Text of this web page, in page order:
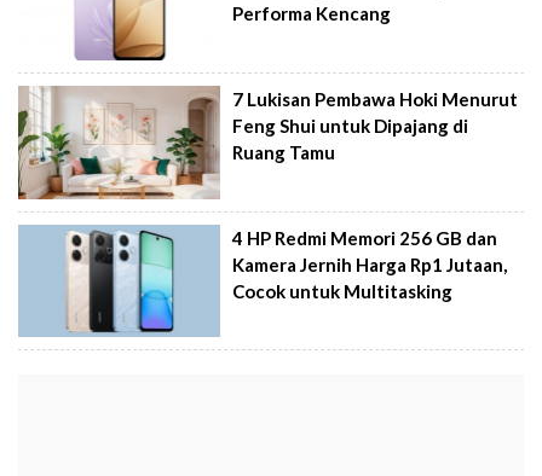
Performa Kencang
7 Lukisan Pembawa Hoki Menurut
Feng Shui untuk Dipajang di
Ruang Tamu
4 HP Redmi Memori 256 GB dan
Kamera Jernih Harga Rp1 Jutaan,
Cocok untuk Multitasking